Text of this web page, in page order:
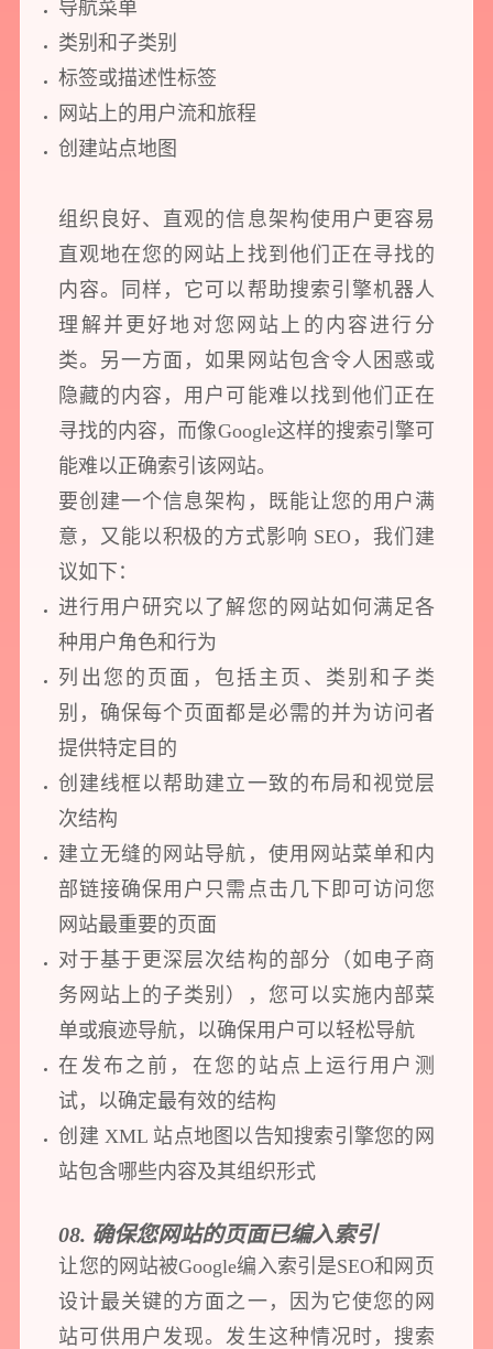
导航菜单
类别和子类别
标签或描述性标签
网站上的用户流和旅程
创建站点地图
组织良好、直观的信息架构使用户更容易
直观地在您的网站上找到他们正在寻找的
内容。同样，它可以帮助搜索引擎机器人
理解并更好地对您网站上的内容进行分
类。另一方面，如果网站包含令人困惑或
隐藏的内容，用户可能难以找到他们正在
寻找的内容，而像Google这样的搜索引擎可
能难以正确索引该网站。
要创建一个信息架构，既能让您的用户满
意，又能以积极的方式影响 SEO，我们建
议如下：
进行用户研究以了解您的网站如何满足各
种用户角色和行为
列出您的页面，包括主页、类别和子类
别，确保每个页面都是必需的并为访问者
提供特定目的
创建线框以帮助建立一致的布局和视觉层
次结构
建立无缝的网站导航，使用网站菜单和内
部链接确保用户只需点击几下即可访问您
网站最重要的页面
对于基于更深层次结构的部分（如电子商
务网站上的子类别），您可以实施内部菜
单或痕迹导航，以确保用户可以轻松导航
在发布之前，在您的站点上运行用户测
试，以确定最有效的结构
创建 XML 站点地图以告知搜索引擎您的网
站包含哪些内容及其组织形式
08. 确保您网站的页面已编入索引
让您的网站被Google编入索引是SEO和网页
设计最关键的方面之一，因为它使您的网
站可供用户发现。发生这种情况时，搜索